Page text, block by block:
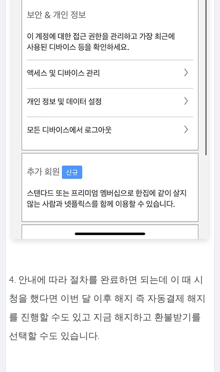
4. 안내에 따라 절차를 완료하면 되는데 이 때 시
청을 했다면 이번 달 이후 해지 즉 자동결제 해지
를 진행할 수도 있고 지금 해지하고 환불받기를
선택할 수도 있습니다.